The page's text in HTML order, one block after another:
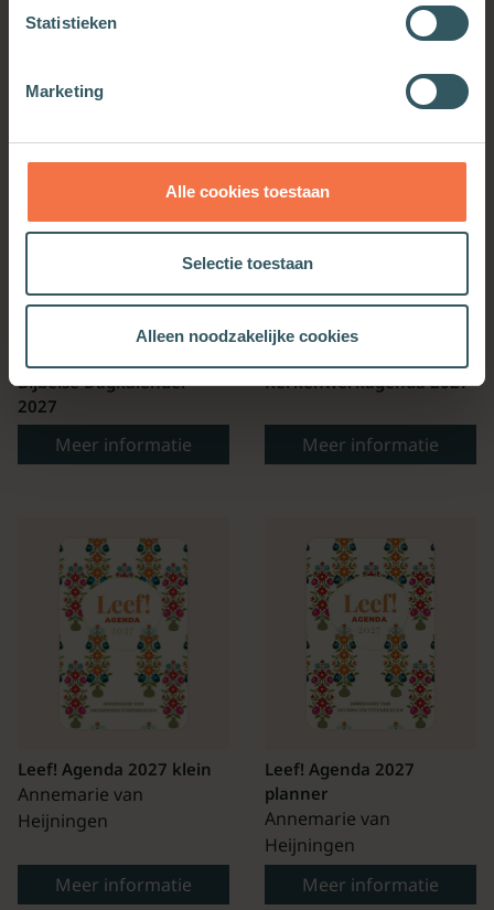
Statistieken
Marketing
Alle cookies toestaan
Selectie toestaan
Alleen noodzakelijke cookies
Bijbelse Dagkalender
2027
Meer informatie
Kerkenwerkagenda 2027
Meer informatie
Leef! Agenda 2027 klein
Annemarie van
Heijningen
Meer informatie
Leef! Agenda 2027
planner
Annemarie van
Heijningen
Meer informatie